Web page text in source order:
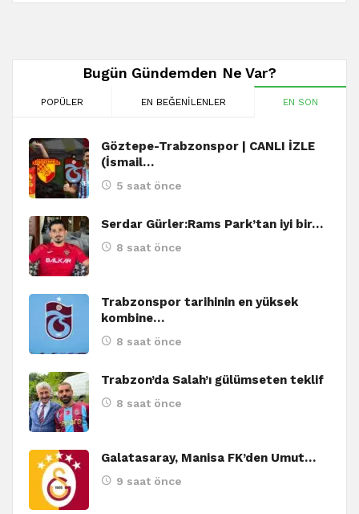
Bugün Gündemden Ne Var?
POPÜLER EN BEĞENILENLER EN SON
Göztepe-Trabzonspor | CANLI İZLE
(İsmail…
5 saat önce
Serdar Gürler:Rams Park’tan iyi bir…
8 saat önce
Trabzonspor tarihinin en yüksek
kombine…
8 saat önce
Trabzon’da Salah’ı gülümseten teklif
8 saat önce
Galatasaray, Manisa FK’den Umut…
9 saat önce